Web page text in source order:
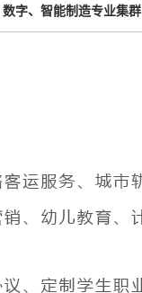
数字、智能制造专业集群